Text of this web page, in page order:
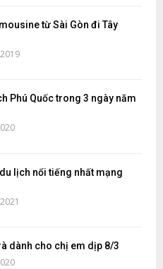
từ Sài Gòn đi Tây
Phú Quốc trong 3 ngày năm
lịch nổi tiếng nhất mạng
dành cho chị em dịp 8/3